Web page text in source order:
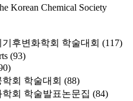
Korean Chemical Society
후변화학회 학술대회 (117)
(93)
회 학술대회 (88)
회 학술발표논문집 (84)